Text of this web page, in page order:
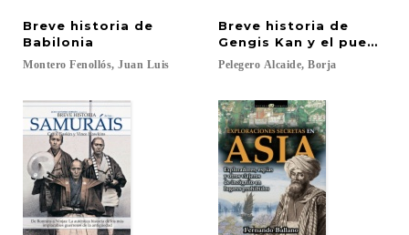
Breve historia de
Babilonia
Montero Fenollós, Juan Luis
Breve historia de
Gengis Kan y el pueblo
Pelegero Alcaide, Borja